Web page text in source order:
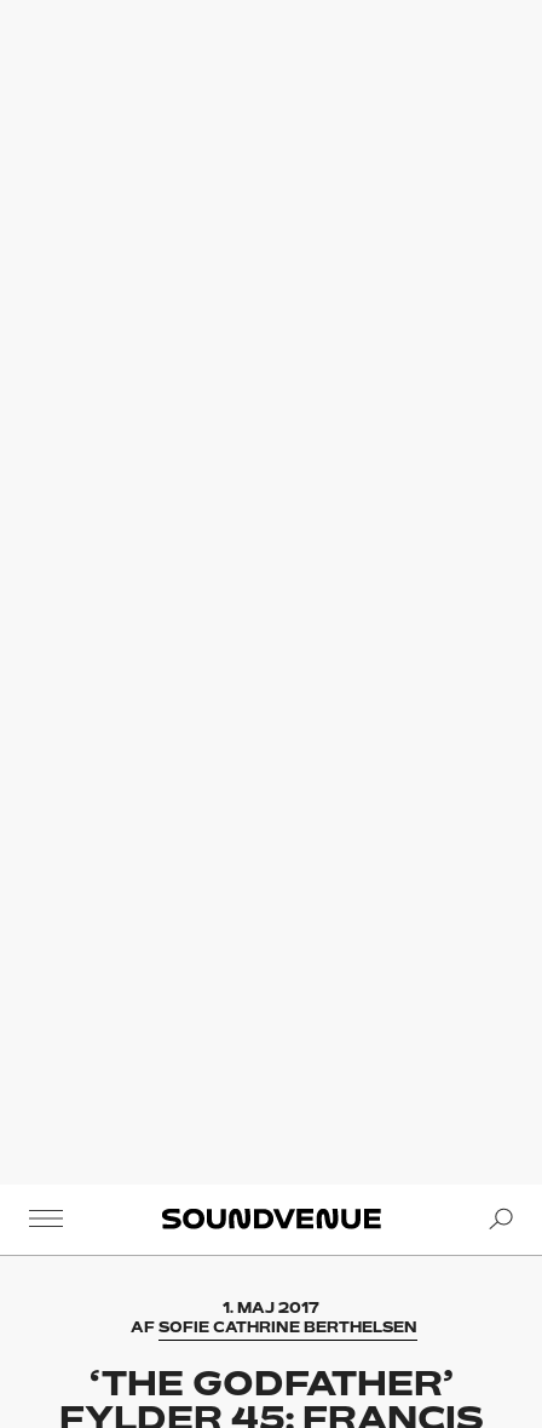
Soundvenue
1. MAJ 2017
AF SOFIE CATHRINE BERTHELSEN
‘THE GODFATHER’
FYLDER 45: FRANCIS